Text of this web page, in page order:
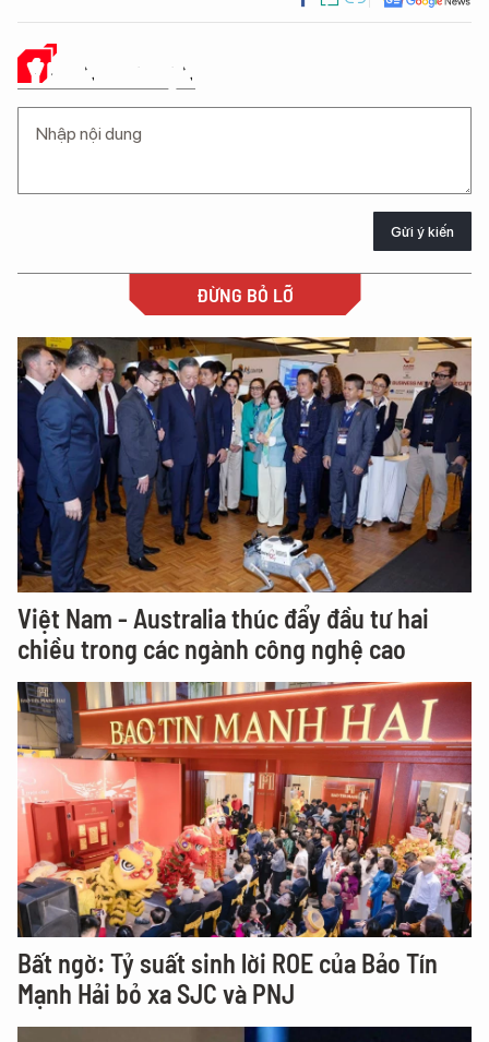
Ý KIẾN CỦA BẠN
Gửi ý kiến
ĐỪNG BỎ LỠ
Việt Nam - Australia thúc đẩy đầu tư hai
chiều trong các ngành công nghệ cao
Bất ngờ: Tỷ suất sinh lời ROE của Bảo Tín
Mạnh Hải bỏ xa SJC và PNJ